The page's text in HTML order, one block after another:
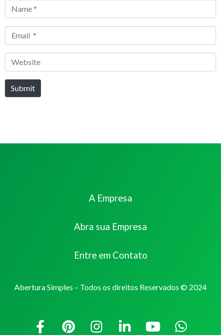
Name
Email
Website
Submit
A Empresa
Abra sua Empresa
Entre em Contato
Abertura Simples – Todos os direitos Reservados © 2024